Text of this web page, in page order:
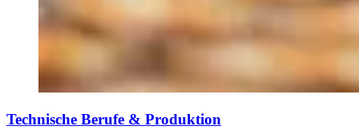
Technische Berufe & Produktion